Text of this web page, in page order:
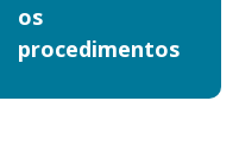
os
procedimentos